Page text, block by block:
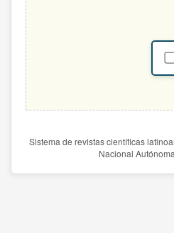
Sistema de revistas científicas
Nacional